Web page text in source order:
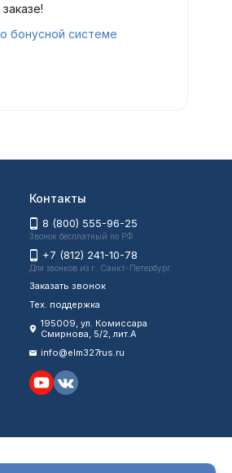
заказе!
бонусной системе
Контакты
8 (800) 555-96-25
Звонок бесплатный по РФ
+7 (812) 241-10-78
Для звонков из г. Санкт-Петербург
Заказать звонок
Тех. поддержка
195009, ул. Комиссара
Смирнова, 5/2, лит.А
info@elm327rus.ru